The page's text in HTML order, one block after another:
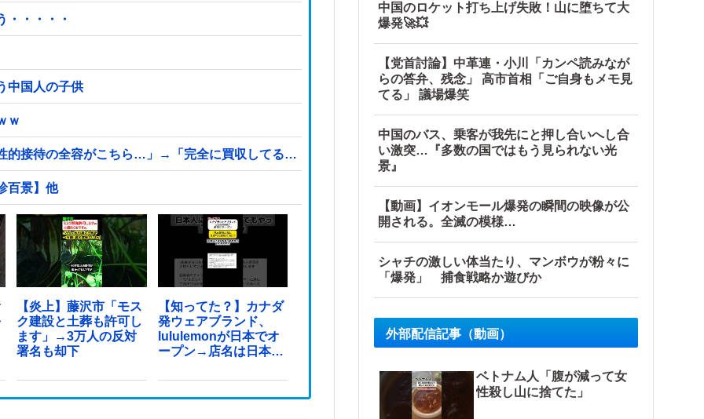
・・・・・
中国人の子供
ｗ
的接待の全容がこちら…」→「完全に買収してる…（ブルブル」＝韓国の反応
百景】他
【炎上】藤沢市「モス
ク建設と土葬も許可し
ます」→3万人の反対
署名も却下
【知ってた？】カナダ
発ウェアブランド、
lululemonが日本でオ
ープン→店名は日本差
中国のロケット打ち上げ失敗！山に堕ちて大
爆発🚀💥
【党首討論】中革連・小川「カンペ読みなが
らの答弁、残念」 高市首相「ご自身もメモ見
てる」 議場爆笑
中国のバス、乗客が我先にと押し合いへし合
い激突…『多数の国ではもう見られない光
景』
【動画】イオンモール爆発の瞬間の映像が公
開される。全滅の模様…
シャチの激しい体当たり、マンボウが粉々に
「爆発」 捕食戦略か遊びか
外部配信記事（動画）
ベトナム人「腹が減って女
性殺し山に捨てた」